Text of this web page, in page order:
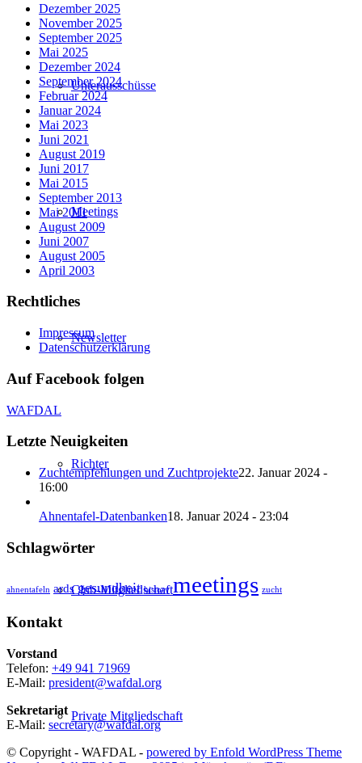
Unterausschüsse
Meetings
Newsletter
Richter
Club-Mitgliedschaft
Private Mitgliedschaft
Dezember 2025
November 2025
September 2025
Mai 2025
Dezember 2024
September 2024
Februar 2024
Januar 2024
Mai 2023
Juni 2021
August 2019
Juni 2017
Mai 2015
September 2013
Mai 2011
August 2009
Juni 2007
August 2005
April 2003
Rechtliches
Impressum
Datenschutzerklärung
Auf Facebook folgen
WAFDAL
Letzte Neuigkeiten
Zuchtempfehlungen und Zuchtprojekte22. Januar 2024 -
16:00
Ahnentafel-Datenbanken18. Januar 2024 - 23:04
Schlagwörter
ahnentafeln ards gesundheit history meetings zucht
Kontakt
Vorstand
Telefon: +49 941 71969
E-Mail: president@wafdal.org
Sekretariat
E-Mail: secretary@wafdal.org
© Copyright - WAFDAL - powered by Enfold WordPress Theme